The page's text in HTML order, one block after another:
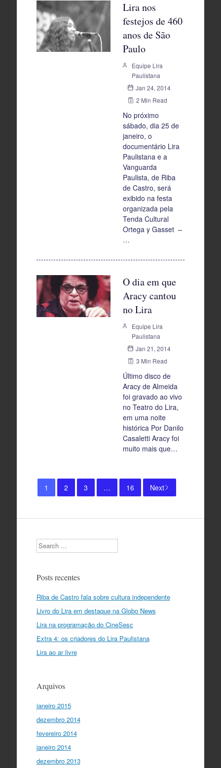
Lira nos
festejos de 460
anos de São
Paulo
Equipe Lira
Paulistana
Jan 24, 2014
2 Min Read
No próximo
sábado, dia 25 de
janeiro, o
documentário Lira
Paulistana e a
Vanguarda
Paulista, de Riba
de Castro, será
exibido na festa
organizada pela
Tenda Cultural
Ortega y Gasset –
…
O dia em que
Aracy cantou
no Lira
Equipe Lira
Paulistana
Jan 21, 2014
3 Min Read
Último disco de
Aracy de Almeida
foi gravado ao vivo
no Teatro do Lira,
em uma noite
histórica Por Danilo
Casaletti Aracy foi
muito mais que…
1 2 3 … 16 Next
Search
Posts recentes
Riba de Castro fala sobre cultura independente
Livro do Lira em destaque na Globo News
Lira na programação do CineSesc
Extra 4: os criadores do Lira Paulistana
Lira ao ar livre
Arquivos
janeiro 2015
dezembro 2014
fevereiro 2014
janeiro 2014
dezembro 2013